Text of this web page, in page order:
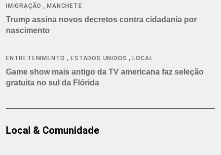
IMIGRAÇÃO ,MANCHETE
Trump assina novos decretos contra cidadania por
nascimento
ENTRETENIMENTO ,ESTADOS UNIDOS ,LOCAL
Game show mais antigo da TV americana faz seleção
gratuita no sul da Flórida
Local & Comunidade